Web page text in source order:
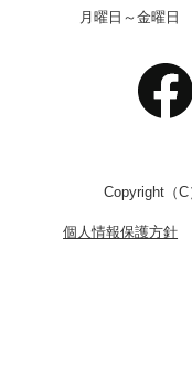
月曜日～金曜日
Copyright（C
個人情報保護方針